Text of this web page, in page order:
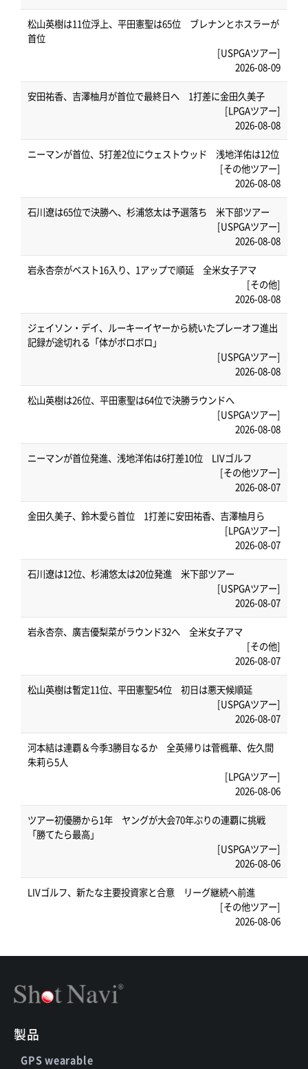
松山英樹は11位浮上、平田憲聖は65位 ブレナンとホスラーが
首位
[USPGAツアー]
2026-08-09
安田祐香、吉澤柚月が首位で最終日へ 1打差に金田久美子
[LPGAツアー]
2026-08-08
ニーマンが首位、5打差2位にウェストウッド 浅地洋佑は12位
[その他ツアー]
2026-08-08
石川遼は65位で決勝へ、杉浦悠太は予選落ち 米下部ツアー
[USPGAツアー]
2026-08-08
岩永杏奈がベスト16入り、1アップで順延 全米女子アマ
[その他]
2026-08-08
ジェイソン・デイ、ルーキーイヤーから続いたプレーオフ進出
記録が途切れる「体がボロボロ」
[USPGAツアー]
2026-08-08
松山英樹は26位、平田憲聖は64位で決勝ラウンドへ
[USPGAツアー]
2026-08-08
ニーマンが首位発進、浅地洋佑は6打差10位 LIVゴルフ
[その他ツアー]
2026-08-07
金田久美子、鈴木愛ら首位 1打差に安田祐香、吉澤柚月ら
[LPGAツアー]
2026-08-07
石川遼は12位、杉浦悠太は20位発進 米下部ツアー
[USPGAツアー]
2026-08-07
岩永杏奈、廣吉優梨菜がラウンド32へ 全米女子アマ
[その他]
2026-08-07
松山英樹は暫定11位、平田憲聖54位 初日は悪天候順延
[USPGAツアー]
2026-08-07
河本結は連覇＆今季3勝目なるか 全英帰りは菅楓華、佐久間
朱莉ら5人
[LPGAツアー]
2026-08-06
ツアー初優勝から1年 ヤングが大会70年ぶりの連覇に挑戦
「勝てたら最高」
[USPGAツアー]
2026-08-06
LIVゴルフ、新たな主要投資家と合意 リーグ継続へ前進
[その他ツアー]
2026-08-06
製品
GPS wearable